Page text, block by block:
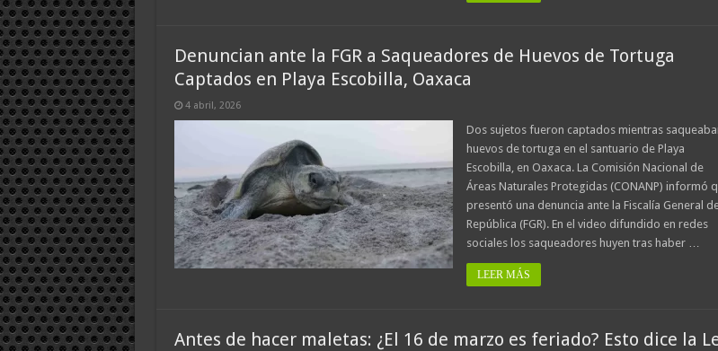
Denuncian ante la FGR a Saqueadores de Huevos de Tortuga
Captados en Playa Escobilla, Oaxaca
4 abril, 2026
Dos sujetos fueron captados mientras
huevos de tortuga en el santuario de Playa
Escobilla, en Oaxaca. La Comisión Nacional de
Áreas Naturales Protegidas (CONANP) informó
presentó una denuncia ante la Fiscalía General
República (FGR). En el video difundido en redes
sociales los saqueadores huyen tras haber …
LEER MÁS
Antes de hacer maletas: ¿El 16 de marzo es feriado? Esto dice la